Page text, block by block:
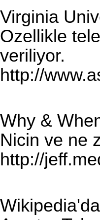
Virginia
Ozellikle
veriliyor.
http://
Why &
Nicin ve ne
http://